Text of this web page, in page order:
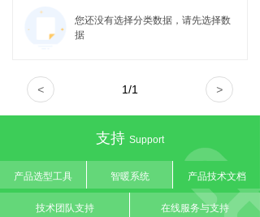
您还没有选择分类数据，请先选择数
据
< >
1/1
支持 Support
产品选型工具 智暖系统 产品技术文档
技术团队支持 在线服务与支持